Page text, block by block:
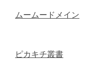
ムームードメイン
ピカキチ叢書